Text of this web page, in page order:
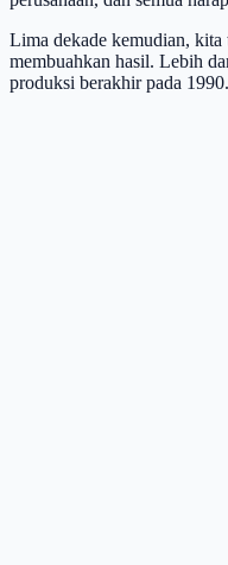
Lima dekade kemudian,
membuahkan hasil. Lebih
produksi berakhir pada 1990.